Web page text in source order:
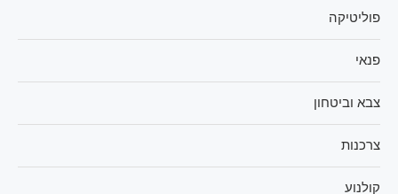
פוליטיקה
פנאי
צבא וביטחון
צרכנות
קולנוע